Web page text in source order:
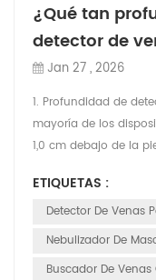
¿Qué tan
detector de
Jan 27 , 2026
1. Profundidad de
mayoría de los
1,0 cm debajo de la
debajo de la piel (0,2
superficiales
el antebrazo), el
ETIQUETAS :
Detector De Venas
Nebulizador De
Buscador De